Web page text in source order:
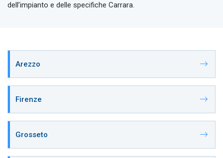
dell’impianto e delle specifiche Carrara.
Arezzo
Firenze
Grosseto